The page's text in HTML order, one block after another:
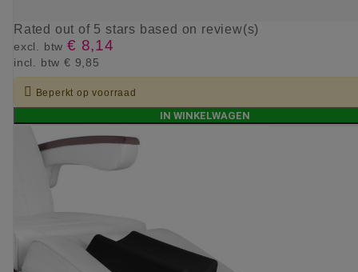
Rated out of 5 stars based on review(s)
excl. btw € 8,14
incl. btw € 9,85
 Beperkt op voorraad
IN WINKELWAGEN